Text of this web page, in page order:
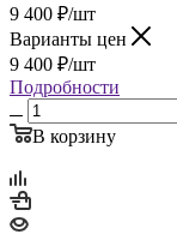
9 400 ₽/шт
Варианты цен
9 400 ₽/шт
Подробности
В корзину